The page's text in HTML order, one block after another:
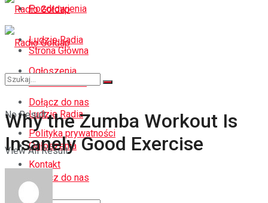
Pozdrowienia
Ludzie Radia
Ogłoszenia
Dołącz do nas
Polityka prywatności
Kontakt
Strona Główna
Pozdrowienia
Ludzie Radia
Ogłoszenia
Dołącz do nas
No Result
View All Result
Why the Zumba Workout Is
Insanely Good Exercise